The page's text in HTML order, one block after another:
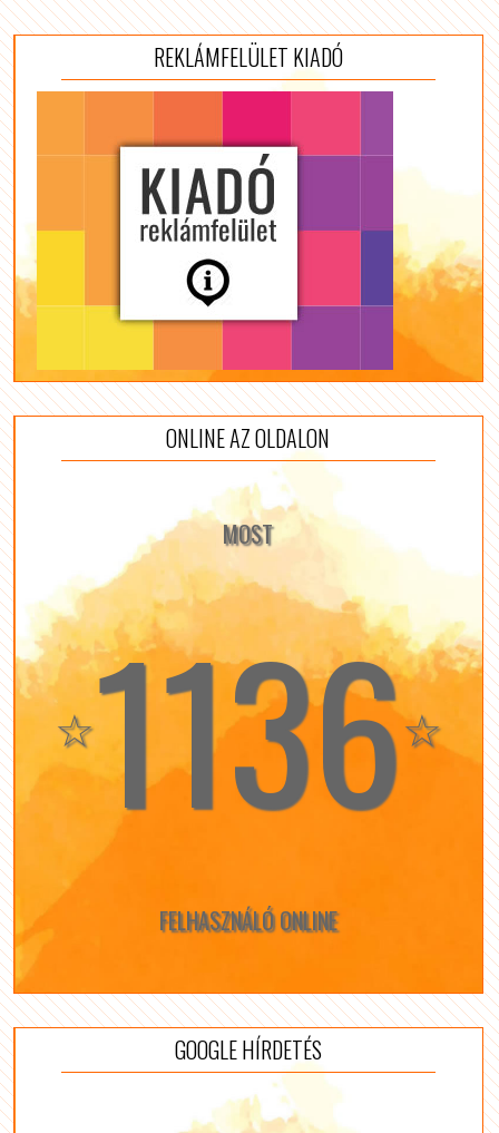
REKLÁMFELÜLET KIADÓ
ONLINE AZ OLDALON
MOST
☆1136☆
FELHASZNÁLÓ ONLINE
GOOGLE HÍRDETÉS